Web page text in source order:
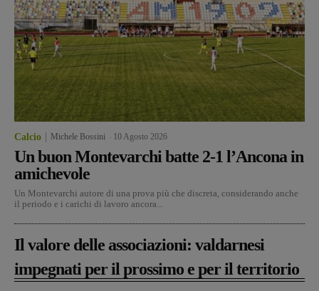
Calcio Michele Bossini 10 Agosto 2026
Un buon Montevarchi batte 2-1 l’Ancona in
amichevole
Un Montevarchi autore di una prova più che discreta, considerando anche
il periodo e i carichi di lavoro ancora...
Il valore delle associazioni: valdarnesi
impegnati per il prossimo e per il territorio